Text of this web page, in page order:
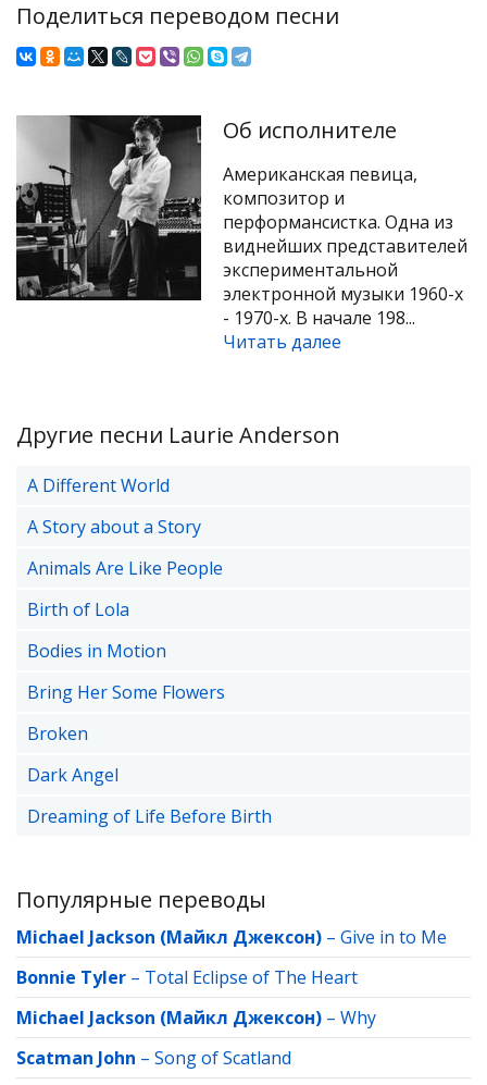
Поделиться переводом песни
Об исполнителе
Американская певица,
композитор и
перформансистка. Одна из
виднейших представителей
экспериментальной
электронной музыки 1960-x
- 1970-x. В начале 198...
Читать далее
Другие песни Laurie Anderson
A Different World
A Story about a Story
Animals Are Like People
Birth of Lola
Bodies in Motion
Bring Her Some Flowers
Broken
Dark Angel
Dreaming of Life Before Birth
Популярные переводы
Michael Jackson (Майкл Джексон) – Give in to Me
Bonnie Tyler – Total Eclipse of The Heart
Michael Jackson (Майкл Джексон) – Why
Scatman John – Song of Scatland